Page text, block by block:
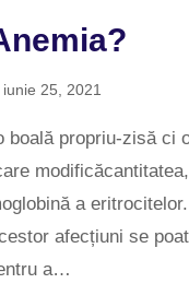
iunie 25, 2021
boală propriu-zisă ci
a
afecțiuni se
a…